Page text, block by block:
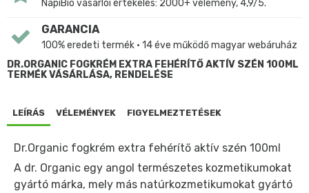
NapiBio vásárlói értékelés: 2000+ vélemény, 4,9/5.
GARANCIA
100% eredeti termék • 14 éve működő magyar webáruház
DR.ORGANIC FOGKRÉM EXTRA FEHÉRÍTŐ AKTÍV SZÉN 100ML
TERMÉK VÁSÁRLÁSA, RENDELÉSE
LEÍRÁS VÉLEMÉNYEK FIGYELMEZTETÉSEK
Dr.Organic fogkrém extra fehérítő aktív szén 100ml
A dr. Organic egy angol természetes kozmetikumokat
gyártó márka, mely más natúrkozmetikumokat gyártó